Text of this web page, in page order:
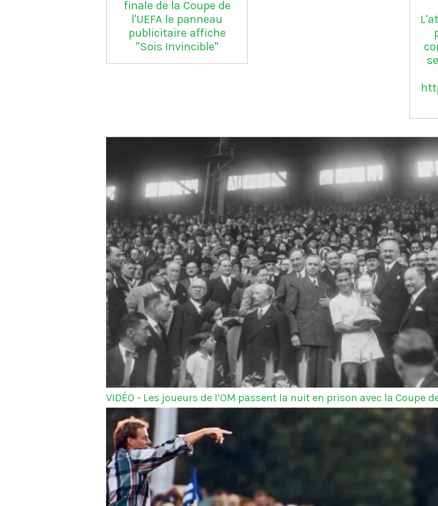
L'attaquant de Monaco
se dit "stupéfaite" de
VIDÉO - Les joueurs de l’OM passent la nuit en prison avec la Coupe